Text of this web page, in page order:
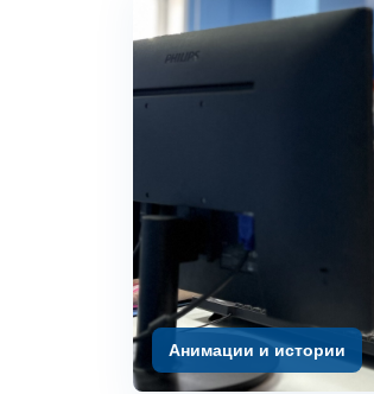
Анимации и истории